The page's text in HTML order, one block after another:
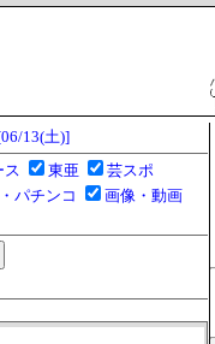
13(土)]
ス 東亜
芸スポ
パチンコ
画像・動画